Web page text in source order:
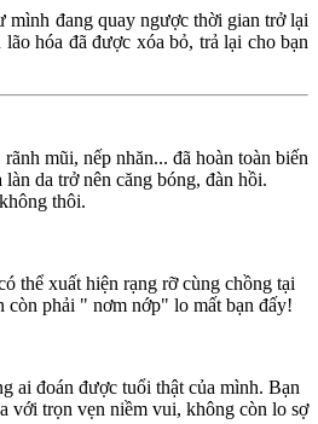
mình đang quay ngược thời gian trở lại
hóa đã được xóa bỏ, trả lại cho bạn
mũi, nếp nhăn... đã hoàn toàn biến
da trở nên căng bóng, đàn hồi.
thôi.
thể xuất hiện rạng rỡ cùng chồng tại
còn phải " nơm nớp" lo mất bạn đấy!
ai đoán được tuổi thật của mình. Bạn
với trọn vẹn niềm vui, không còn lo sợ